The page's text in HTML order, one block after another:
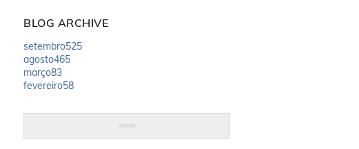
BLOG ARCHIVE
setembro525
agosto465
março83
fevereiro58